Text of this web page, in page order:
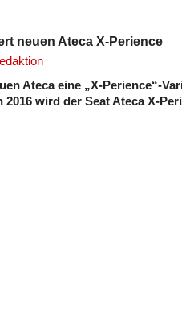
neuen Ateca X-Perience
Ateca eine „X-Perience“-
wird der Seat Ateca X-